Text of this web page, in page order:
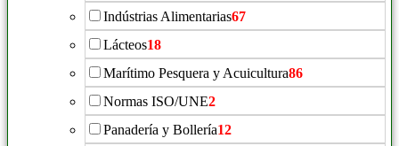
Indústrias Alimentarias67
Lácteos18
Marítimo Pesquera y Acuicultura86
Normas ISO/UNE2
Panadería y Bollería12